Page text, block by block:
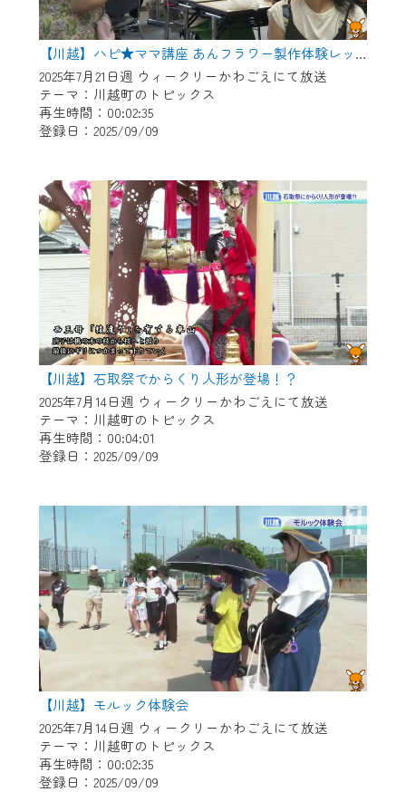
【川越】ハピ★ママ講座 あんフラワー製作体験レッスン
2025年7月21日週 ウィークリーかわごえにて放送
テーマ：川越町のトピックス
再生時間：00:02:35
登録日：2025/09/09
【川越】石取祭でからくり人形が登場！？
2025年7月14日週 ウィークリーかわごえにて放送
テーマ：川越町のトピックス
再生時間：00:04:01
登録日：2025/09/09
【川越】モルック体験会
2025年7月14日週 ウィークリーかわごえにて放送
テーマ：川越町のトピックス
再生時間：00:02:35
登録日：2025/09/09
＜メンテナンス情報＞
CCNetWebTVのリニューアルにともないメ
ンテナンス作業を予定しています。
日時 9/24 9:30～16:30
作業の間は、CCNetWebTVの画面が「メン
テナンス中」になり、ご利用いただけませ
ん。
ご不便をおかけいたしますが、ご了承の程
よろしくお願いいたします。